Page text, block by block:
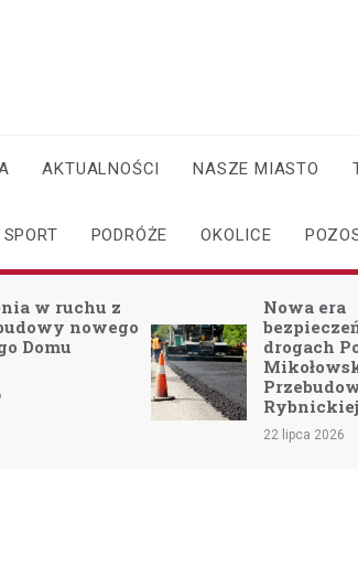
AKTUALNOŚCI NASZE MIASTO
SPORT PODRÓŻE OKOLICE
na
ul.
rusza!
Termin
wniosków
szkolne
blisko!
17 lipca 2026